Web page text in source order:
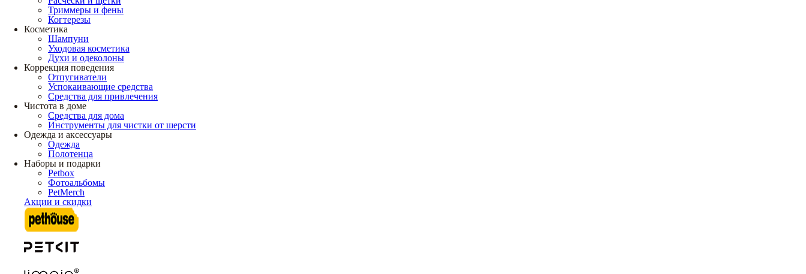
Триммеры и фены
Когтерезы
Косметика
Шампуни
Уходовая косметика
Духи и одеколоны
Коррекция поведения
Отпугиватели
Успокаивающие средства
Средства для привлечения
Чистота в доме
Средства для дома
Инструменты для чистки от шерсти
Одежда и аксессуары
Одежда
Полотенца
Наборы и подарки
Petbox
Фотоальбомы
PetMerch
Акции и скидки